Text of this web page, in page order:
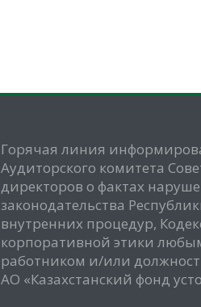
Горячая линия
Аудиторского комитета
директоров о фактах
законодательства
внутренних процедур,
корпоративной этики
работником и/или
АО «Казахстанский фонд